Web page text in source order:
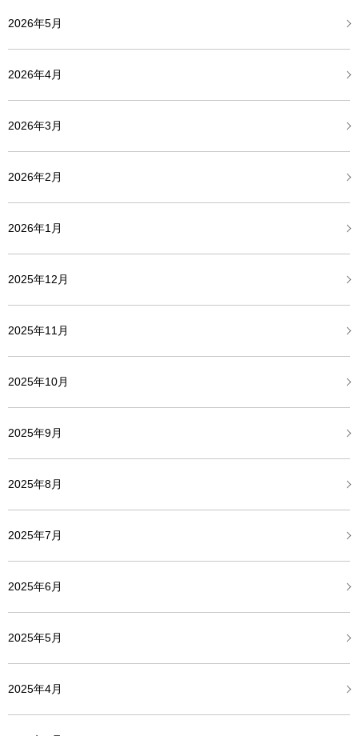
2026年5月
2026年4月
2026年3月
2026年2月
2026年1月
2025年12月
2025年11月
2025年10月
2025年9月
2025年8月
2025年7月
2025年6月
2025年5月
2025年4月